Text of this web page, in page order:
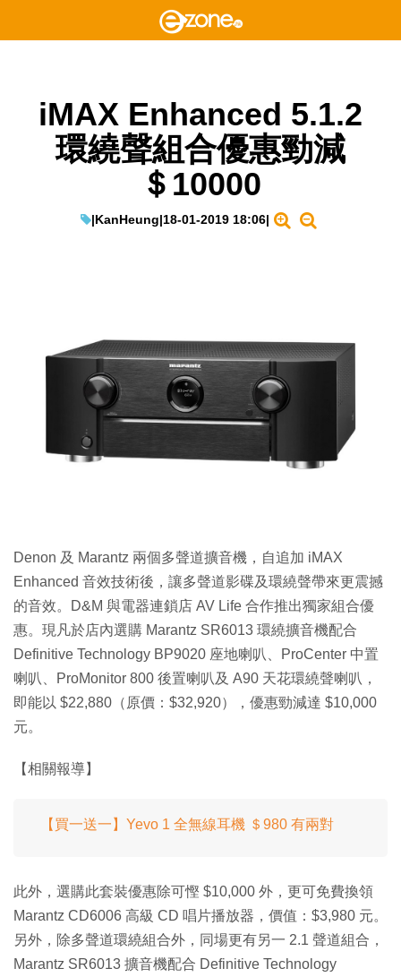
iMAX Enhanced 5.1.2
環繞聲組合優惠勁減
＄10000
|KanHeung|18-01-2019 18:06|
Denon 及 Marantz 兩個多聲道擴音機，自追加 iMAX
Enhanced 音效技術後，讓多聲道影碟及環繞聲帶來更震撼
的音效。D&M 與電器連鎖店 AV Life 合作推出獨家組合優
惠。現凡於店內選購 Marantz SR6013 環繞擴音機配合
Definitive Technology BP9020 座地喇叭、ProCenter 中置
喇叭、ProMonitor 800 後置喇叭及 A90 天花環繞聲喇叭，
即能以 $22,880（原價：$32,920），優惠勁減達 $10,000
元。
【相關報導】
【買一送一】Yevo 1 全無線耳機 ＄980 有兩對
此外，選購此套裝優惠除可慳 $10,000 外，更可免費換領
Marantz CD6006 高級 CD 唱片播放器，價值：$3,980 元。
另外，除多聲道環繞組合外，同場更有另一 2.1 聲道組合，
Marantz SR6013 擴音機配合 Definitive Technology